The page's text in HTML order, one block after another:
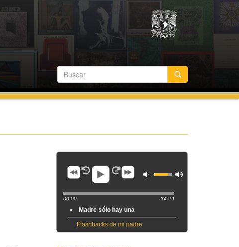
00:00 34:29
Madre sólo hay una
Flashbacks de mi padre